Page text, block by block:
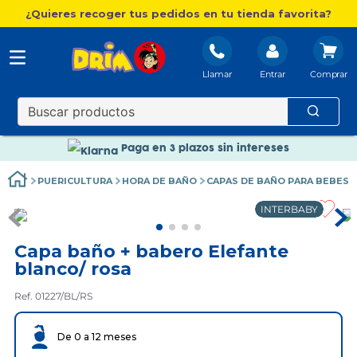
¿Quieres recoger tus pedidos en tu tienda favorita?
Llamar Entrar
Nuevo catálogo Aire Libre
Envío gratis. A partir de 60€(excepto Baleares)
Paga en 3 plazos sin intereses
Paga en 3 plazos sin intereses
PUERICULTURA HORA DE BAÑO CAPAS DE BAÑO PARA BEBES
INTERBABY
Capa baño + babero Elefante
blanco/ rosa
Ref. 01227/BL/RS
De 0 a 12 meses